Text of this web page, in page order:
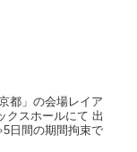
都」の会場レイア
クスホールにて 出
日間の期間拘束で